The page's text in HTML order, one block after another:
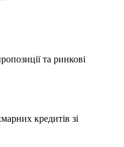
та ринкові
кредитів зі